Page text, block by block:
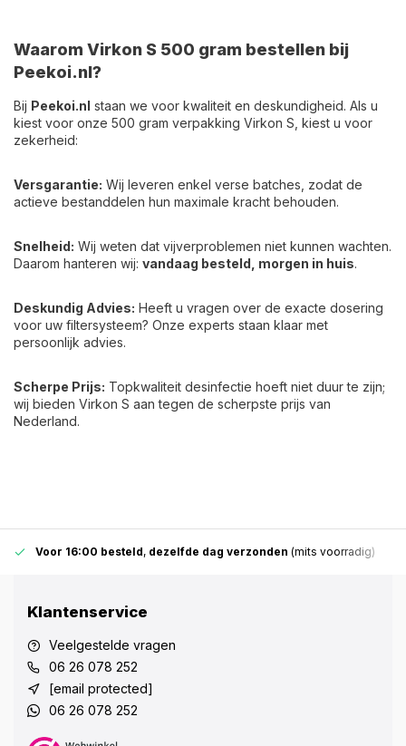
Waarom Virkon S 500 gram bestellen bij
Peekoi.nl?
Bij Peekoi.nl staan we voor kwaliteit en deskundigheid. Als u
kiest voor onze 500 gram verpakking Virkon S, kiest u voor
zekerheid:
Versgarantie: Wij leveren enkel verse batches, zodat de
actieve bestanddelen hun maximale kracht behouden.
Snelheid: Wij weten dat vijverproblemen niet kunnen wachten.
Daarom hanteren wij: vandaag besteld, morgen in huis.
Deskundig Advies: Heeft u vragen over de exacte dosering
voor uw filtersysteem? Onze experts staan klaar met
persoonlijk advies.
Scherpe Prijs: Topkwaliteit desinfectie hoeft niet duur te zijn;
wij bieden Virkon S aan tegen de scherpste prijs van
Nederland.
Voor 16:00 besteld, dezelfde dag verzonden (mits voorradig)
Klantenservice
Veelgestelde vragen
06 26 078 252
[email protected]
06 26 078 252